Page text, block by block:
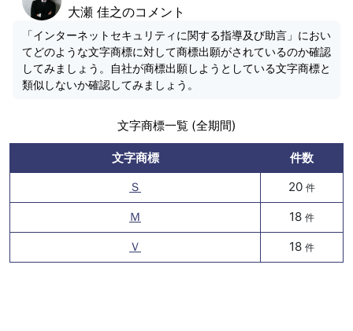
大瀬 佳之のコメント
「インターネットセキュリティに関する指導及び助言」におい
てどのような文字商標に対して商標出願がされているのか確認
してみましょう。自社が商標出願しようとしている文字商標と
類似しないか確認してみましょう。
文字商標一覧 (全期間)
文字商標
件数
Ｓ
20 件
Ｍ 18 件
Ｖ 18 件